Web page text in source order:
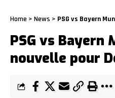
Home > News > PSG vs Bayern
PSG vs Bayern
nouvelle pour